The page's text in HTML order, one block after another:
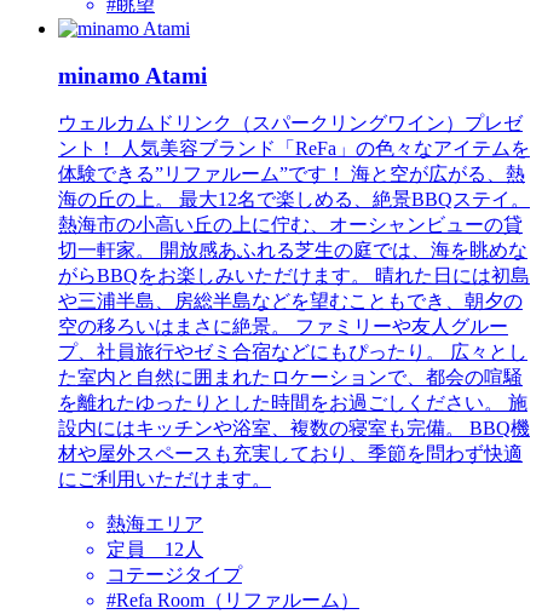
minamo Atami
ウェルカムドリンク（スパークリングワイン）プレゼ
ント！ 人気美容ブランド「ReFa」の色々なアイテムを
体験できる”リファルーム”です！ 海と空が広がる、熱
海の丘の上。 最大12名で楽しめる、絶景BBQステイ。
熱海市の小高い丘の上に佇む、オーシャンビューの貸
切一軒家。 開放感あふれる芝生の庭では、海を眺めな
がらBBQをお楽しみいただけます。 晴れた日には初島
や三浦半島、房総半島などを望むこともでき、朝夕の
空の移ろいはまさに絶景。 ファミリーや友人グルー
プ、社員旅行やゼミ合宿などにもぴったり。 広々とし
た室内と自然に囲まれたロケーションで、都会の喧騒
を離れたゆったりとした時間をお過ごしください。 施
設内にはキッチンや浴室、複数の寝室も完備。 BBQ機
材や屋外スペースも充実しており、季節を問わず快適
にご利用いただけます。
熱海エリア
定員 12人
コテージタイプ
#Refa Room（リファルーム）